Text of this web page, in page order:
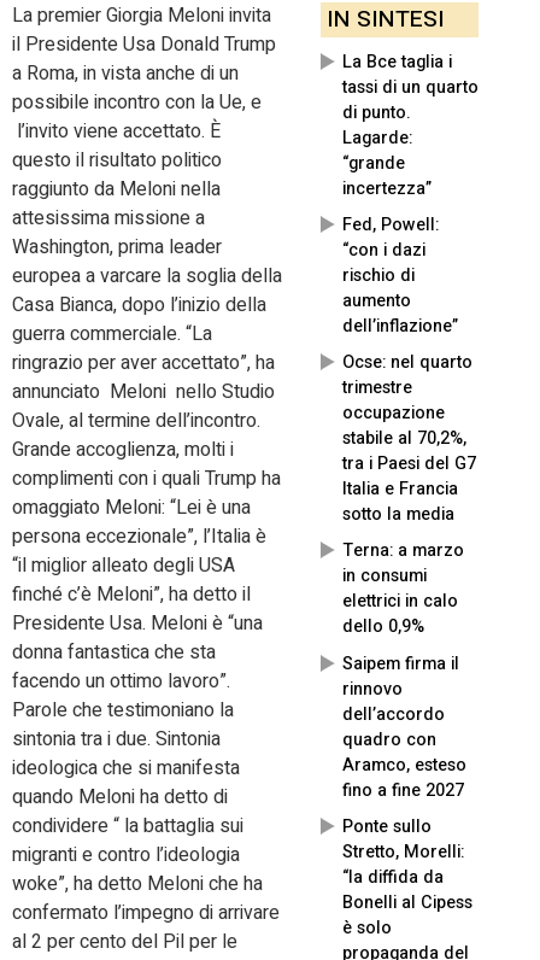
IN SINTESI
La Bce taglia i
tassi di un quarto
di punto.
Lagarde:
“grande
incertezza”
Fed, Powell:
“con i dazi
rischio di
aumento
dell’inflazione”
Ocse: nel quarto
trimestre
occupazione
stabile al 70,2%,
tra i Paesi del G7
Italia e Francia
sotto la media
Terna: a marzo
in consumi
elettrici in calo
dello 0,9%
Saipem firma il
rinnovo
dell’accordo
quadro con
Aramco, esteso
fino a fine 2027
Ponte sullo
Stretto, Morelli:
“la diffida da
Bonelli al Cipess
è solo
propaganda del
La premier Giorgia Meloni invita
il Presidente Usa Donald Trump
a Roma, in vista anche di un
possibile incontro con la Ue, e
l’invito viene accettato. È
questo il risultato politico
raggiunto da Meloni nella
attesissima missione a
Washington, prima leader
europea a varcare la soglia della
Casa Bianca, dopo l’inizio della
guerra commerciale. “La
ringrazio per aver accettato”, ha
annunciato Meloni nello Studio
Ovale, al termine dell’incontro.
Grande accoglienza, molti i
complimenti con i quali Trump ha
omaggiato Meloni: “Lei è una
persona eccezionale”, l’Italia è
“il miglior alleato degli USA
finché c’è Meloni”, ha detto il
Presidente Usa. Meloni è “una
donna fantastica che sta
facendo un ottimo lavoro”.
Parole che testimoniano la
sintonia tra i due. Sintonia
ideologica che si manifesta
quando Meloni ha detto di
condividere “ la battaglia sui
migranti e contro l’ideologia
woke”, ha detto Meloni che ha
confermato l’impegno di arrivare
al 2 per cento del Pil per le